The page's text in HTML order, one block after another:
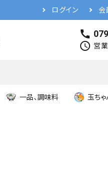
ログイン 会
call
schedule 営
一品、調味料 玉ちゃ